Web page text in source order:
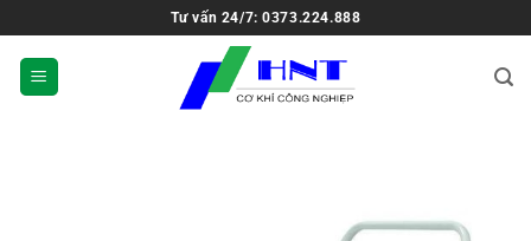
Tư vấn 24/7: 0373.224.888